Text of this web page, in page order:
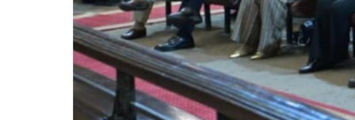
الحشرات الإقتصادية والمبيدات
الحيوان والنيماتولوجيا الزراعية
الخضر
الصناعات الغذائية
الكيميـــاء الحيوية